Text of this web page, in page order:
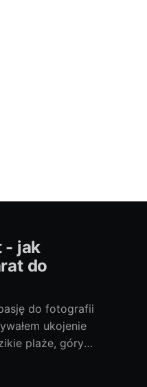
- jak
do
do fotografii
ukojenie
plaże, góry
nieznane małe
Z